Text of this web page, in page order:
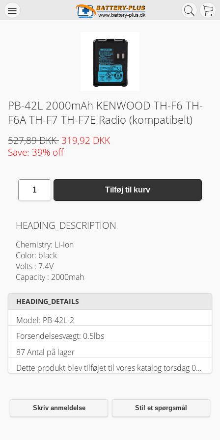
PB-42L 2000mAh KENWOOD TH-F6 TH-
F6A TH-F7 TH-F7E Radio (kompatibelt)
527,89 DKK 319,92 DKK
Save: 39% off
1 Tilføj til kurv
HEADING_DESCRIPTION
Chemistry: Li-Ion
Color: black
Volts : 7.4V
Capacity : 2000mah
HEADING_DETAILS
Model: PB-42L-2
Forsendelsesvægt: 0.5lbs
87 Antal på lager
Dette produkt blev tilføjet til vores katalog torsdag 05 februar, 2026.
Skriv anmeldelse Stil et spørgsmål